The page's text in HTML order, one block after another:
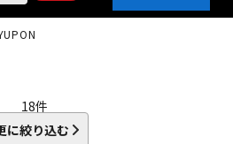
18件
に絞り込む